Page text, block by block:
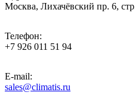
Москва, Лихачёвский пр. 6,
Телефон:
+7 926 011 51 94
E-mail:
sales@climatis.ru